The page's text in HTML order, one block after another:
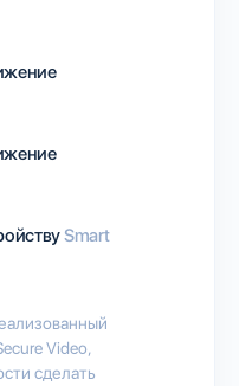
Smart
Video,
сделать